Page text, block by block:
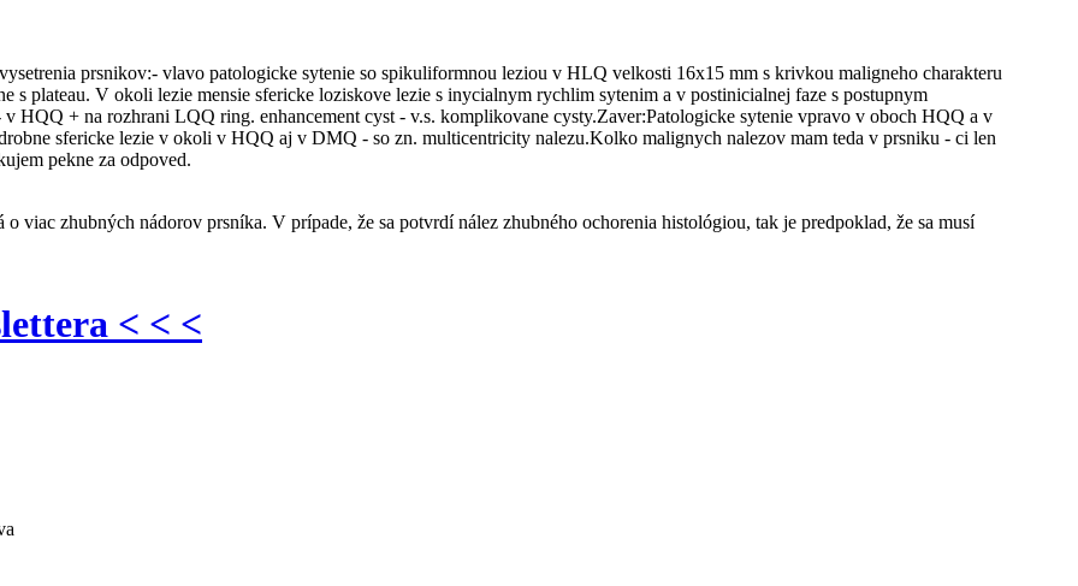
prsnikov:- vlavo patologicke sytenie so spikuliformnou leziou v HLQ velkosti 16x15 mm s krivkou maligneho charakteru
s plateau. V okoli lezie mensie sfericke loziskove lezie s inycialnym rychlim sytenim a v postinicialnej faze s postupnym
HQQ + na rozhrani LQQ ring. enhancement cyst - v.s. komplikovane cysty.Zaver:Patologicke sytenie vpravo v oboch HQQ a v
sfericke lezie v okoli v HQQ aj v DMQ - so zn. multicentricity nalezu.Kolko malignych nalezov mam teda v prsniku - ci len
pekne za odpoved.
viac zhubných nádorov prsníka. V prípade, že sa potvrdí nález zhubného ochorenia histológiou, tak je predpoklad, že sa musí
< < <